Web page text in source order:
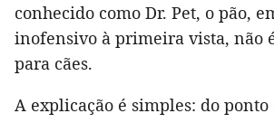
conhecido como Dr. Pet, o pão,
inofensivo à primeira vista, não
para cães.
A explicação é simples: do ponto